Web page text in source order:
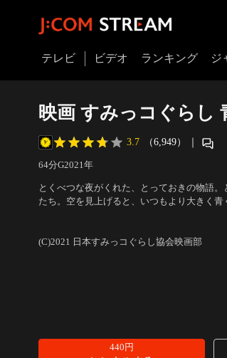
テレビ ビデオ ランキング ジ
映画 すみっコぐらし
3.7 （6,949） ｜
64分G2021年
とくべつな夜がくれた、とっておきの物語
たち。空を見上げると、いつもより大きく
(C)2021 日本すみっコぐらし協会映画部
440円